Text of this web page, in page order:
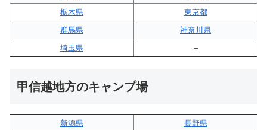
栃木県
東京都
群馬県
神奈川県
埼玉県
–
甲信越地方のキャンプ場
新潟県
長野県